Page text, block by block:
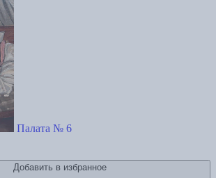
Палата № 6
Добавить в избранное